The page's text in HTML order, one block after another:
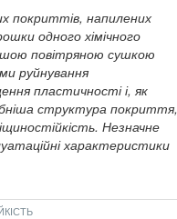
покриттів, напилених
одного хімічного
повітряною сушкою
руйнування
пластичності і, як
структура покриття,
Незначне
характеристики